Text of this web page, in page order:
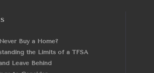
Buy a Home?
the Limits of a TFSA
Leave Behind